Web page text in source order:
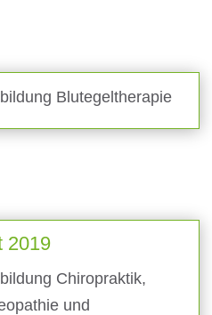
Blutegeltherapie
2019
Chiropraktik,
und